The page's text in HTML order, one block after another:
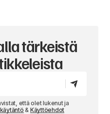
tärkeistä
että olet lukenut ja
& Käyttöehdot